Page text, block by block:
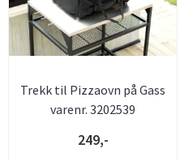
Trekk til Pizzaovn på Gass
varenr. 3202539
249,-